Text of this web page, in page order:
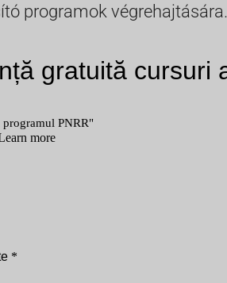
programok végrehajtására.